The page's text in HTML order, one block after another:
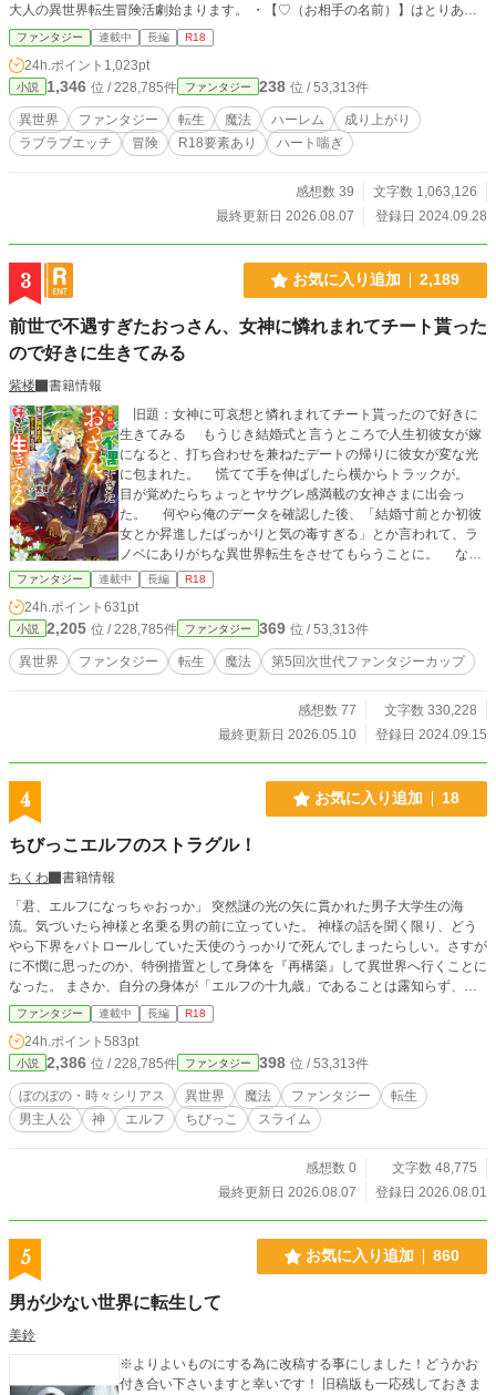
大人の異世界転生冒険活劇始まります。 ・【♡（お相手の名前）】はとりあえ
ずエロイことしています。悪しからず。 ※この物語はフィクションです。実在
の人物・団体・思想・名称などとは一切関係ありません。 ※この物語は、法
律・法令に反する行為を容認・推奨するものではありません ※この物語のえち
ちなシーンがある登場人物は全員18歳以上の設定です。
ファンタジー 連載中 長編 R18
24h.ポイント 1,023pt
小説 1,346 位 / 228,785件 ファンタジー 238 位 / 53,313件
異世界 ファンタジー 転生 魔法 ハーレム
成り上がり
ラブラブエッチ
冒険 R18要素あり ハート喘ぎ
感想数 39
文字数 1,063,126
最終更新日 2026.08.07
登録日 2024.09.28
3 お気に入り追加 2,189
前世で不遇すぎたおっさん、女神に憐れまれてチート貰った
ので好きに生きてみる
紫楼
書籍情報
旧題：女神に可哀想と憐れまれてチート貰ったので好きに
生きてみる もうじき結婚式と言うところで人生初彼女が嫁
になると、打ち合わせを兼ねたデートの帰りに彼女が変な光
に包まれた。 慌てて手を伸ばしたら横からトラックが。
目が覚めたらちょっとヤサグレ感満載の女神さまに出会っ
た。 何やら俺のデータを確認した後、「結婚寸前とか初彼
女とか昇進したばっかりと気の毒すぎる」とか言われて、ラ
ノベにありがちな異世界転生をさせてもらうことに。 なん
でも言えって言われたので、外見とか欲しい物を全て悩みに
悩んで決めていると「お前めんどくさいやつだな」って呆れ
られた。 だけど、俺の呟きや頭の中を鑑みて良い感じにカ
スタマイズされて、いざ転生。 さて、どう楽しもうか？
わりと人生不遇だったオッさんが理想(偏った)モリモリなチー
トでおもしろ楽しく好きに遊んで暮らすだけのお話。 中味
酒を推奨はしてません。 作者の適当世界の適当設定。 現
も酒も好きです。 論理感はゆるくなってると思われ。 誤
字脱字マンなのですみません。 たまに寝ぼけて打ってたり
します。 この作品は、不定期連載です。
ファンタジー 連載中 長編 R18
24h.ポイント 631pt
小説 2,205 位 / 228,785件 ファンタジー 369 位 / 53,313件
異世界 ファンタジー 転生 魔法 第5回次世代ファンタジーカップ
感想数 77
文字数 330,228
最終更新日 2026.05.10
登録日 2024.09.15
4 お気に入り追加 18
ちびっこエルフのストラグル！
ちくわ
書籍情報
「君、エルフになっちゃおっか」 突然謎の光の矢に貫かれた男子大学生の海
流。気づいたら神様と名乗る男の前に立っていた。 神様の話を聞く限り、どう
やら下界をパトロールしていた天使のうっかりで死んでしまったらしい。さすが
に不憫に思ったのか、特例措置として身体を『再構築』して異世界へ行くことに
なった。 まさか、自分の身体が「エルフの十九歳」であることは露知らず、俺
は神様の采配により異世界に飛び立ったのだった。 カイルの楽しい？異世界ラ
イフが幕を開ける！
ファンタジー 連載中 長編 R18
24h.ポイント 583pt
小説 2,386 位 / 228,785件 ファンタジー 398 位 / 53,313件
ぼのぼの・時々シリアス 異世界 魔法 ファンタジー
転生
男主人公
神 エルフ ちびっこ スライム
感想数 0
文字数 48,775
最終更新日 2026.08.07
登録日 2026.08.01
5 お気に入り追加 860
男が少ない世界に転生して
美鈴
※よりよいものにする為に改稿する事にしました！どうかお
付き合い下さいますと幸いです！ 旧稿版も一応残しておきま